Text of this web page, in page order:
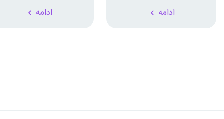
تشریحی
ادامه
ادامه